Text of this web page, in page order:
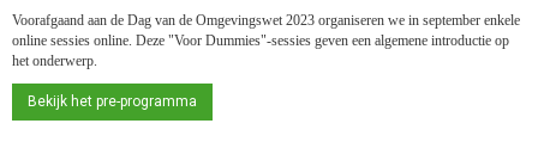
Voorafgaand aan de Dag van de Omgevingswet 2023 organiseren we in september enkele
online sessies online. Deze "Voor Dummies"-sessies geven een algemene introductie op
het onderwerp.
Bekijk het pre-programma